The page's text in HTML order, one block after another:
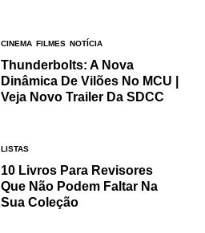
CINEMA FILMES NOTÍCIA
Thunderbolts: A Nova
Dinâmica De Vilões No MCU |
Veja Novo Trailer Da SDCC
LISTAS
10 Livros Para Revisores
Que Não Podem Faltar Na
Sua Coleção